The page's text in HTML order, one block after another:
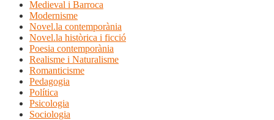
Medieval i Barroca
Modernisme
Novel.la contemporània
Novel.la històrica i ficció
Poesia contemporània
Realisme i Naturalisme
Romanticisme
Pedagogia
Política
Psicologia
Sociologia